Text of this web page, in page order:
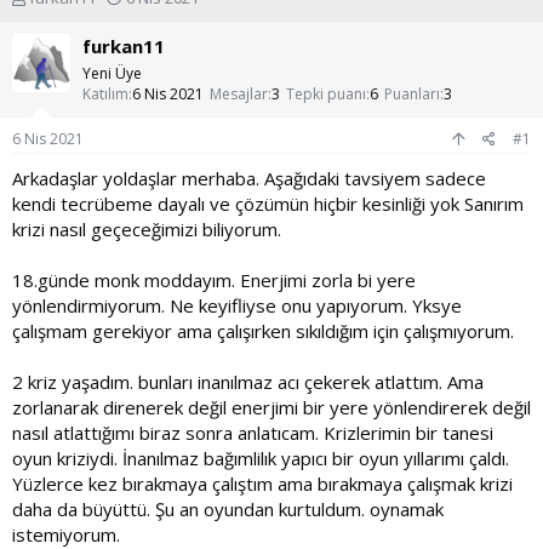
n
u
y
a
ş
l
a
t
n
ş
a
n
ç
t
a
r
h
i
furkan11
Yeni Üye
Katılım 6 Nis 2021 Mesajlar3 Tepki puanı 6 Puanları 3
6 Nis 2021 #1
Arkadaşlar yoldaşlar merhaba. Aşağıdaki tavsiyem sadece
kendi tecrübeme dayalı ve çözümün hiçbir kesinliği yok Sanırım
krizi nasıl geçeceğimizi biliyorum.
18.günde monk moddayım. Enerjimi zorla bi yere
yönlendirmiyorum. Ne keyifliyse onu yapıyorum. Yksye
çalışmam gerekiyor ama çalışırken sıkıldığım için çalışmıyorum.
2 kriz yaşadım. bunları inanılmaz acı çekerek atlattım. Ama
zorlanarak direnerek değil enerjimi bir yere yönlendirerek değil
nasıl atlattığımı biraz sonra anlatıcam. Krizlerimin bir tanesi
oyun kriziydi. İnanılmaz bağımlilık yapıcı bir oyun yıllarımı çaldı.
Yüzlerce kez bırakmaya çalıştım ama bırakmaya çalışmak krizi
daha da büyüttü. Şu an oyundan kurtuldum. oynamak
istemiyorum.